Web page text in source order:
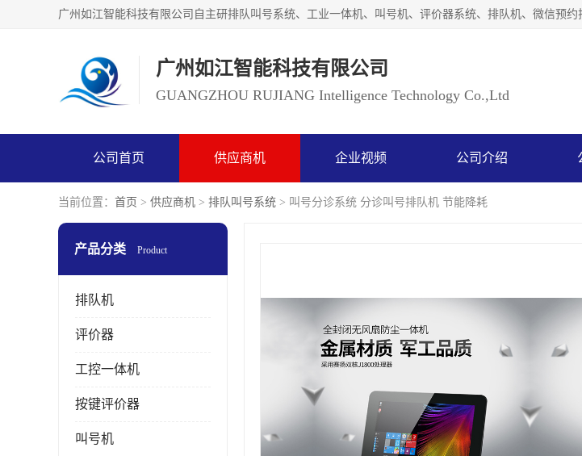
广州如江智能科技有限公司
GUANGZHOU RUJIANG Intelligence Technology Co.,Ltd
公司首页 供应商机 企业视频 公司介绍
当前位置： 首页 > 供应商机 > 排队叫号系统 > 叫号分诊系统 分诊叫号排队机 节能降耗
产品分类 Product
排队机
评价器
工控一体机
按键评价器
叫号机